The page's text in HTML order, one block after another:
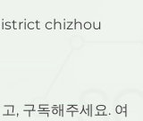
chizhou
, 구독해주세요. 여